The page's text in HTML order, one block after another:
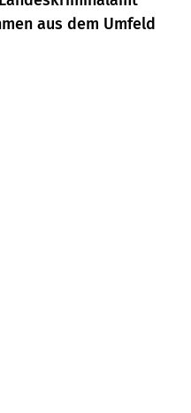
aus dem Umfeld